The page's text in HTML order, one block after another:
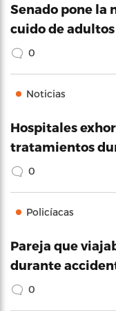
Senado pone la
cuido de
0
Noticias
Hospitales
tratamientos
0
Policíacas
Pareja que
durante
0